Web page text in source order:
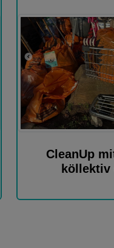
CleanUp
köllektiv